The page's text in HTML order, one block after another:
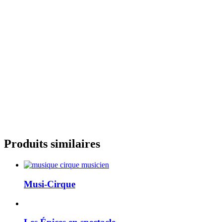
Produits similaires
Musi-Cirque